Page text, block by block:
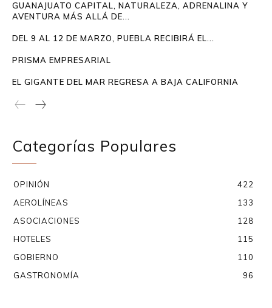
GUANAJUATO CAPITAL, NATURALEZA, ADRENALINA Y
AVENTURA MÁS ALLÁ DE...
DEL 9 AL 12 DE MARZO, PUEBLA RECIBIRÁ EL...
PRISMA EMPRESARIAL
EL GIGANTE DEL MAR REGRESA A BAJA CALIFORNIA
Categorías Populares
OPINIÓN
422
AEROLÍNEAS
133
ASOCIACIONES
128
HOTELES
115
GOBIERNO
110
GASTRONOMÍA
96